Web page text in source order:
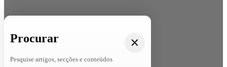
Procurar
Pesquise artigos, secções e conteúdos